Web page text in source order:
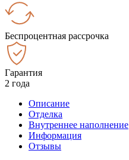
Беспроцентная рассрочка
Гарантия
2 года
Описание
Отделка
Внутреннее наполнение
Информация
Отзывы